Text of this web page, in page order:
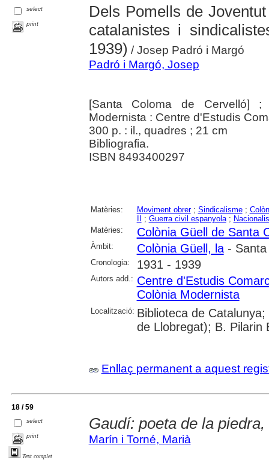
select
print
Dels Pomells de
catalanistes i
1939) / Josep Padró i Margó
Padró i Margó, Josep
[Santa Coloma de Cervelló]
Modernista : Centre d'Estudis
300 p. : il., quadres ; 21 cm
Bibliografia.
ISBN 8493400297
Matèries: Moviment obrer; Sindicalisme;
; Guerra civil espanyola;
Matèries:
Colònia Güell de Santa
Àmbit: Colònia Güell, la- Santa
Cronologia: 1931 - 1939
Autors add.: Centre d'Estudis
Colònia Modernista
Localització: Biblioteca de
de Llobregat); B. Pilarin
Enllaç permanent a aquest
18 / 59
select
print
Text complet
Gaudí: poeta de la
Marín i Torné, Marià